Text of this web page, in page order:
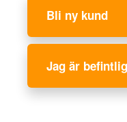
Bli ny kund
Jag är